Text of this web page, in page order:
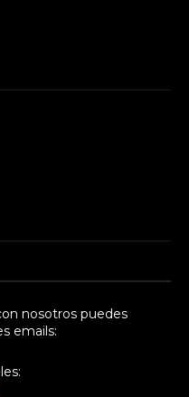
nosotros puedes
emails: